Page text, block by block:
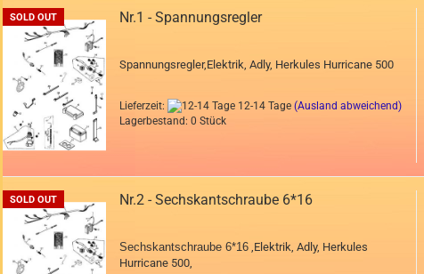
SOLD OUT Nr.1 - Spannungsregler
Spannungsregler,Elektrik, Adly, Herkules Hurricane 500
Lieferzeit: 12-14 Tage (Ausland abweichend)
Lagerbestand: 0 Stück
SOLD OUT Nr.2 - Sechskantschraube 6*16
Sechskantschraube 6*16,Elektrik, Adly, Herkules
Hurricane 500,